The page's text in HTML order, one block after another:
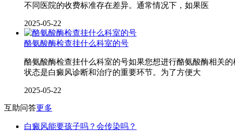
不同医院的收费标准存在差异。通常情况下，如果医
2025-05-22
酪氨酸酶检查挂什么科室的号
酪氨酸酶检查挂什么科室的号如果您想进行酪氨酸酶相关
状态是白癜风诊断和治疗的重要环节。为了方便大
2025-05-22
互助问答更多
白癜风能要孩子吗？会传染吗？